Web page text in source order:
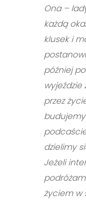
Ona –
każdą
klusek i
później
przez
budujemy
dzielimy
Jeżeli
życiem w